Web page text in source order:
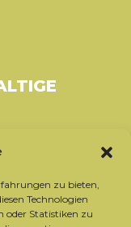
zu bieten,
Technologien
oder Statistiken zu